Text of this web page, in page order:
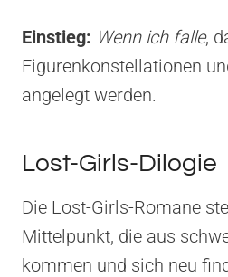
Einstieg: Wenn ich falle,
Figurenkonstellationen
angelegt werden.
Lost-Girls-Dilogie
Die Lost-Girls-Romane
Mittelpunkt, die aus
kommen und sich neu